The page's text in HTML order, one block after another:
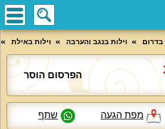
בדרום וילות בנגב והערבה וילות באילת
הפרסום הוסר
מפת הגעה שתף